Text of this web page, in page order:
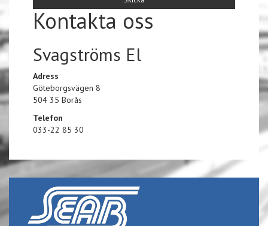
Kontakta oss
Svagströms El
Adress
Göteborgsvägen 8
504 35 Borås
Telefon
033-22 85 30